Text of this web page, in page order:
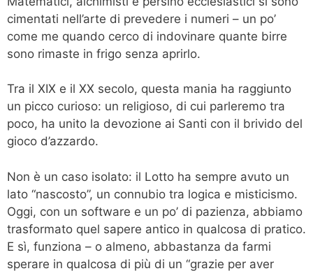
cimentati nell’arte di prevedere i numeri – un po’
come me quando cerco di indovinare quante birre
sono rimaste in frigo senza aprirlo.
Tra il XIX e il XX secolo, questa mania ha raggiunto
un picco curioso: un religioso, di cui parleremo tra
poco, ha unito la devozione ai Santi con il brivido del
gioco d’azzardo.
Non è un caso isolato: il Lotto ha sempre avuto un
lato “nascosto”, un connubio tra logica e misticismo.
Oggi, con un software e un po’ di pazienza, abbiamo
trasformato quel sapere antico in qualcosa di pratico.
E sì, funziona – o almeno, abbastanza da farmi
sperare in qualcosa di più di un “grazie per aver